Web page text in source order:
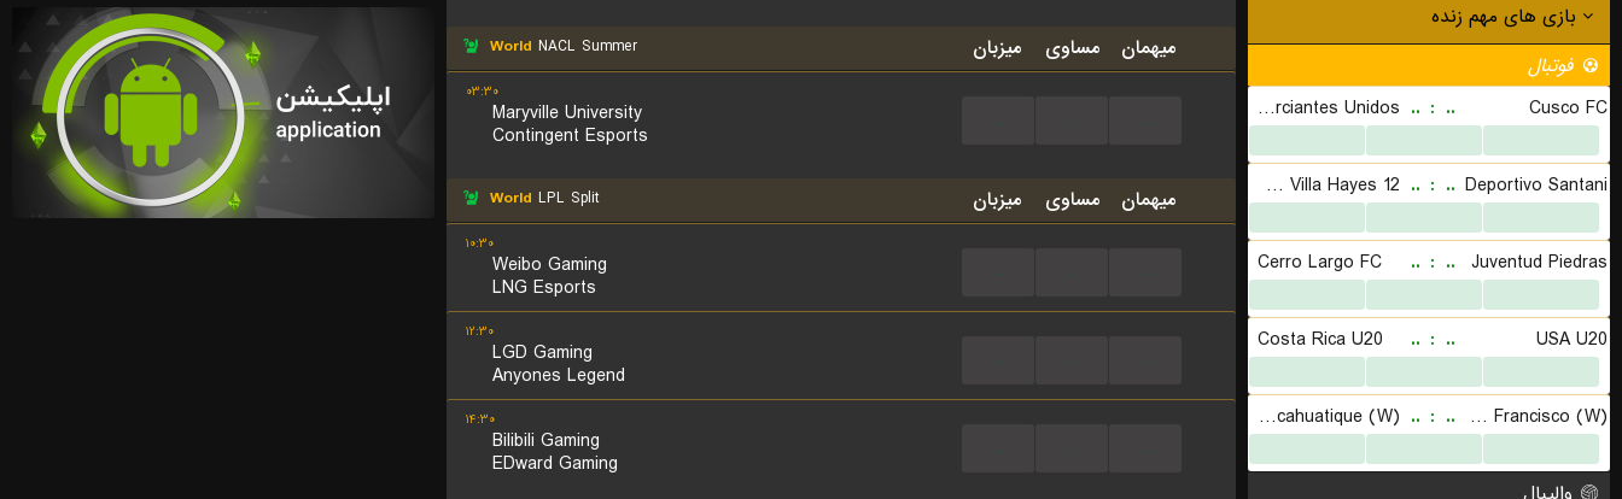
World NACL Summer میزبان مساوی میهمان
۰۳:۳۰
Maryville University
Contingent Esports
World LPL Split میزبان مساوی میهمان
۱۰:۳۰
Weibo Gaming
LNG Esports
۱۲:۳۰
LGD Gaming
Anyones Legend
۱۴:۳۰
Bilibili Gaming
EDward Gaming